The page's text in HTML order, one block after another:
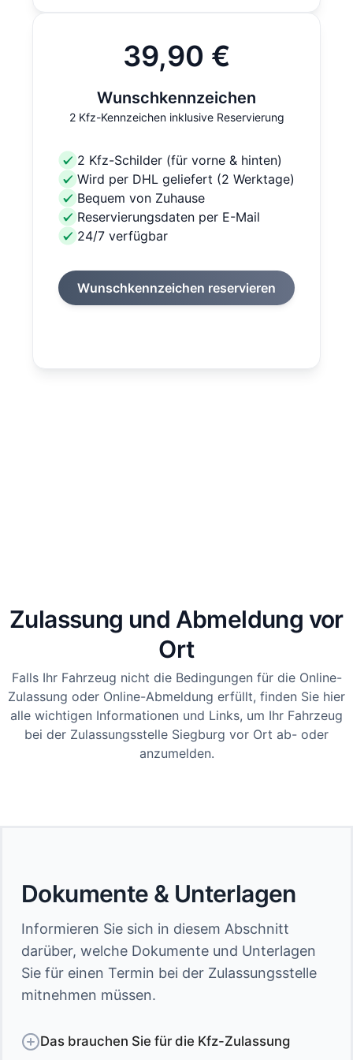
39,90 €
Wunschkennzeichen
2 Kfz-Kennzeichen inklusive Reservierung
2 Kfz-Schilder (für vorne & hinten)
Wird per DHL geliefert (2 Werktage)
Bequem von Zuhause
Reservierungsdaten per E-Mail
24/7 verfügbar
Wunschkennzeichen reservieren
Zulassung und Abmeldung vor
Ort
Falls Ihr Fahrzeug nicht die Bedingungen für die Online-
Zulassung oder Online-Abmeldung erfüllt, finden Sie hier
alle wichtigen Informationen und Links, um Ihr Fahrzeug
bei der Zulassungsstelle Siegburg vor Ort ab- oder
anzumelden.
Dokumente & Unterlagen
Informieren Sie sich in diesem Abschnitt
darüber, welche Dokumente und Unterlagen
Sie für einen Termin bei der Zulassungsstelle
mitnehmen müssen.
Das brauchen Sie für die Kfz-Zulassung